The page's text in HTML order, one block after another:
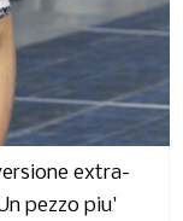
extra-
pezzo piu'